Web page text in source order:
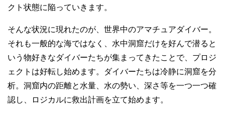
クト状態に陥っていきます。
そんな状況に現れたのが、世界中のアマチュアダイバー。
それも一般的な海ではなく、水中洞窟だけを好んで潜ると
いう物好きなダイバーたちが集まってきたことで、プロジ
ェクトは好転し始めます。ダイバーたちは冷静に洞窟を分
析。洞窟内の距離と水量、水の勢い、深さ等を一つ一つ確
認し、ロジカルに救出計画を立て始めます。